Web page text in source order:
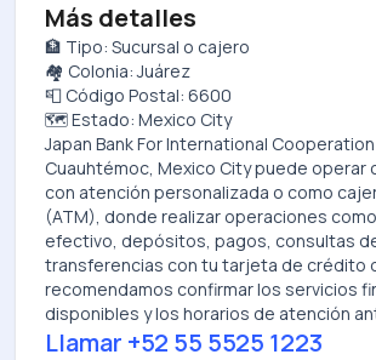
Más detalles
🏦 Tipo: Sucursal o cajero
🏘️ Colonia: Juárez
📮 Código Postal: 6600
🗺️ Estado: Mexico City
Japan Bank For International Cooperation
Cuauhtémoc, Mexico Citypuede operar
con atención personalizada o como
(ATM), donde realizar operaciones
efectivo, depósitos, pagos, consultas
transferencias con tu tarjeta de crédito
recomendamos confirmar los servicios
disponibles y los horarios de atención
Llamar +52 55 5525 1223